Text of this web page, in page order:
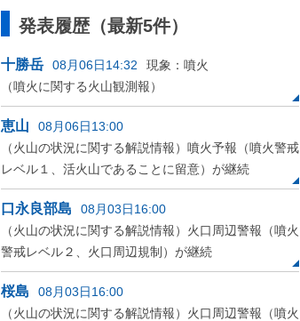
発表履歴（最新5件）
十勝岳 08月06日14:32
現象：噴火
（噴火に関する火山観測報）
恵山
08月06日13:00
（火山の状況に関する解説情報） 噴火予報（噴火警戒
レベル１、活火山であることに留意）が継続
口永良部島
08月03日16:00
（火山の状況に関する解説情報） 火口周辺警報（噴火
警戒レベル２、火口周辺規制）が継続
桜島
08月03日16:00
（火山の状況に関する解説情報） 火口周辺警報（噴火